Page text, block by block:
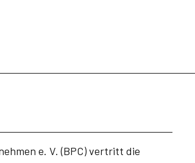
e. V. (BPC) vertritt die